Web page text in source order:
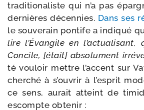
tra­di­tio­na­liste qui n’a pas
der­nières décen­nies. Dans ses
le sou­ve­rain pon­tife a indi­qué
lire l’Évangile en
Concile, [était] abso­lu­ment
té vou­loir mettre l’ac­cent sur
cher­ché à s’ou­vrir à l’es­prit
ce sens, aurait atteint de
escompte obtenir :